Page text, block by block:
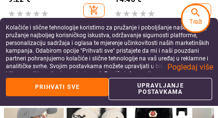
Ribarski šešir Ležerno putovanje
Gorros Panama
add_shopping_cart add_shopping_cart
Kolačiće i slične tehnologije koristimo za pružanje i poboljšanje naše Usluge,
pružanje najboljeg korisničkog iskustva, održavanje sigurnosti platforme,
personalizaciju sadržaja i oglasa te mjerenje učinkovitosti naših marketinških
kampanja. Odabirom opcije "Prihvati sve" pristajete da mi i naši pouzdani
partneri pohranjujemo kolačiće i slične tehnologije na vaš uređaj u reklamne i
analitičke svrhe. Svojim postavkama možete upravljati u bilo kojem trenutku
klikom na "Upravljanje postavkama". Za više informacija pogledajte našu
Pogledaj više
PRIHVATI SVE
UPRAVLJANJE
POSTAVKAMA
search
Traži